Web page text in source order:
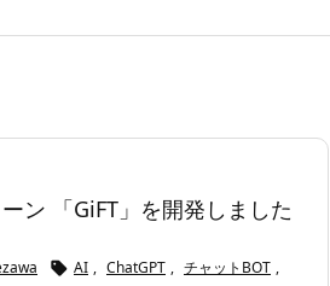
ン 「GiFT」を開発しました
 AI , ChatGPT , チャットBOT ,